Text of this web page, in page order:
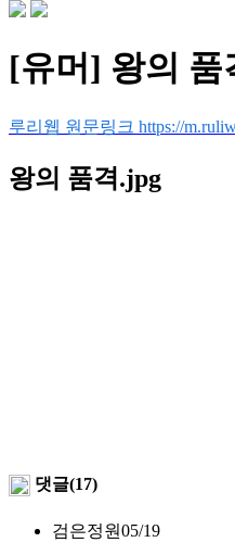
[유머] 왕의 품
루리웹 원문링크 https://
왕의 품격.jpg
댓글(17)
검은정원05/19